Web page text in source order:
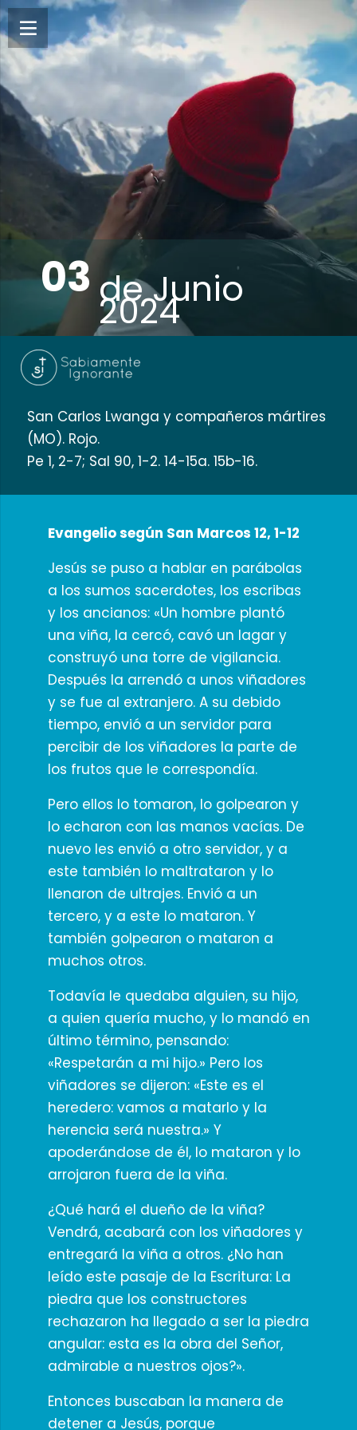
03 deJunio
2024
San Carlos Lwanga y compañeros mártires
(MO). Rojo.
Pe 1, 2-7; Sal 90, 1-2. 14-15a. 15b-16.
Evangelio según San Marcos 12, 1-12
Jesús se puso a hablar en parábolas
a los sumos sacerdotes, los escribas
y los ancianos: «Un hombre plantó
una viña, la cercó, cavó un lagar y
construyó una torre de vigilancia.
Después la arrendó a unos viñadores
y se fue al extranjero. A su debido
tiempo, envió a un servidor para
percibir de los viñadores la parte de
los frutos que le correspondía.
Pero ellos lo tomaron, lo golpearon y
lo echaron con las manos vacías. De
nuevo les envió a otro servidor, y a
este también lo maltrataron y lo
llenaron de ultrajes. Envió a un
tercero, y a este lo mataron. Y
también golpearon o mataron a
muchos otros.
Todavía le quedaba alguien, su hijo,
a quien quería mucho, y lo mandó en
último término, pensando:
«Respetarán a mi hijo.» Pero los
viñadores se dijeron: «Este es el
heredero: vamos a matarlo y la
herencia será nuestra.» Y
apoderándose de él, lo mataron y lo
arrojaron fuera de la viña.
¿Qué hará el dueño de la viña?
Vendrá, acabará con los viñadores y
entregará la viña a otros. ¿No han
leído este pasaje de la Escritura: La
piedra que los constructores
rechazaron ha llegado a ser la piedra
angular: esta es la obra del Señor,
admirable a nuestros ojos?».
Entonces buscaban la manera de
detener a Jesús, porque